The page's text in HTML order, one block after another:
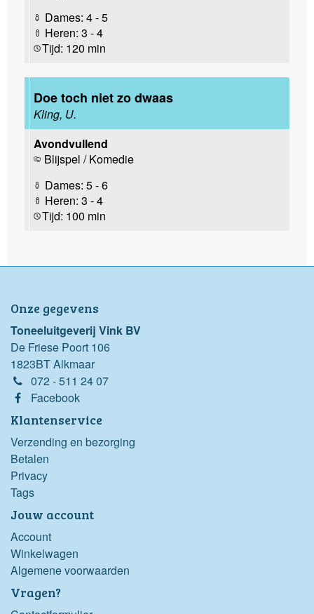
Dames: 4 - 5
Heren: 3 - 4
Tijd: 120 min
Doe toch niet zo dwaas
Kling, U.
Avondvullend
Blijspel / Komedie
Dames: 5 - 6
Heren: 3 - 4
Tijd: 100 min
Onze gegevens
Toneeluitgeverij Vink BV
De Friese Poort 106
1823BT Alkmaar
072 - 511 24 07
Facebook
Klantenservice
Verzending en bezorging
Betalen
Privacy
Tags
Jouw account
Account
Winkelwagen
Algemene voorwaarden
Vragen?